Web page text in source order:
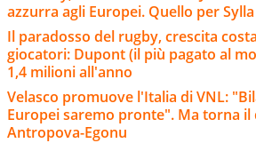
azzurra agli Europei. Quello per Sylla
Il paradosso del rugby, crescita
giocatori: Dupont (il più pagato al
1,4 milioni all'anno
Velasco promuove l'Italia di VNL:
Europei saremo pronte". Ma torna il
Antropova-Egonu